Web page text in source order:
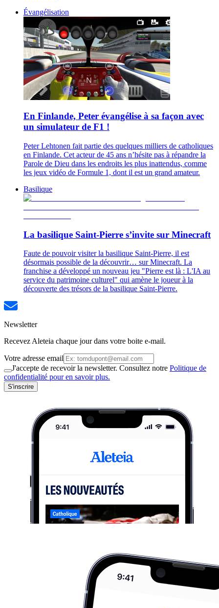
Évangélisation
En Finlande, Peter évangélise à sa façon avec
un simulateur de F1 !
Peter Lehtonen fait partie des quelques milliers de catholiques
en Finlande. Cet acteur de 45 ans n’hésite pas à répandre la
Parole de Dieu dans les endroits les plus inattendus, comme
les jeux vidéo de Formule 1, dont il est un grand amateur.
Basilique
La basilique Saint-Pierre s’invite sur Minecraft
Faute de pouvoir visiter la basilique Saint-Pierre, il est
désormais possible de la découvrir… sur Minecraft. La
franchise a développé un nouveau jeu "Pierre est là : L'IA au
service du patrimoine culturel" qui amène le joueur à la
découverte des trésors de la basilique Saint-Pierre.
Newsletter
Recevez Aleteia chaque jour dans votre boite e-mail.
Votre adresse email
J'accepte de recevoir la newsletter. Consultez notre Politique de
confidentialité pour en savoir plus.
S'inscrire